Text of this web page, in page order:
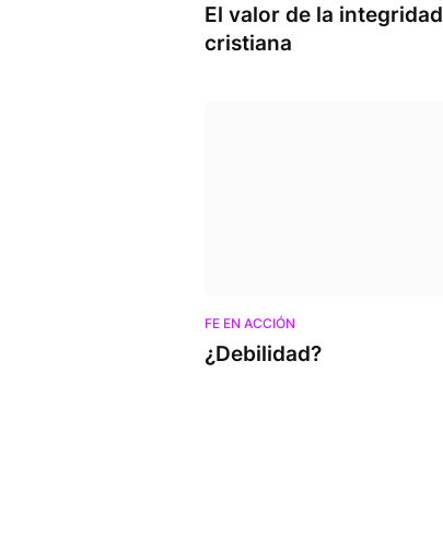
El valor de la integridad
cristiana
FE EN ACCIÓN
¿Debilidad?